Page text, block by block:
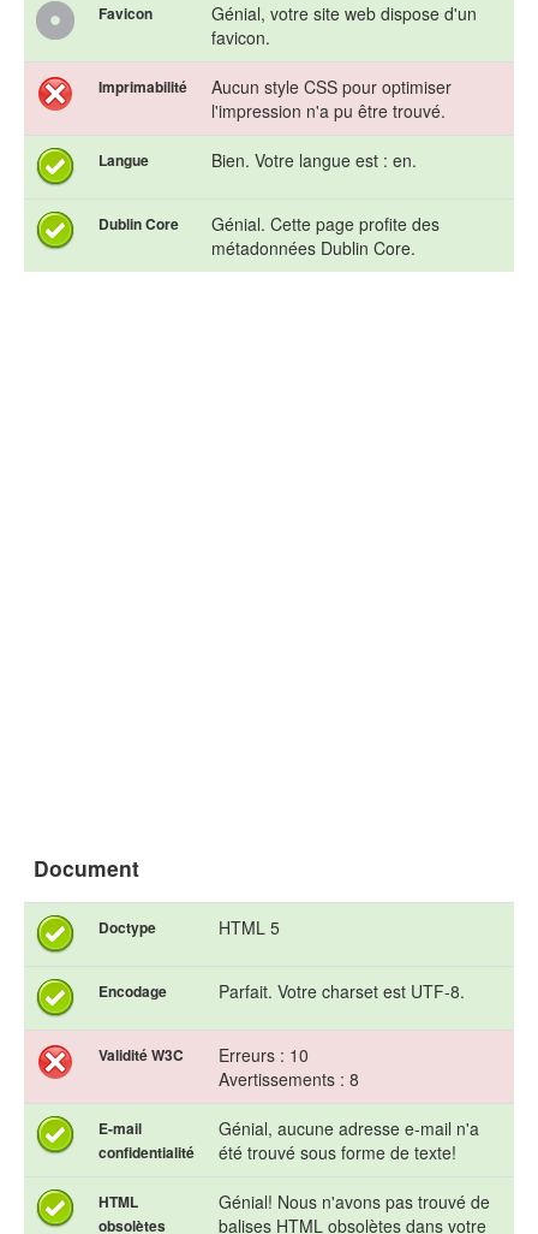
Favicon
Génial, votre site web dispose d'un
favicon.
Imprimabilité
Aucun style CSS pour optimiser
l'impression n'a pu être trouvé.
Langue Bien. Votre langue est : en.
Dublin Core
Génial. Cette page profite des
métadonnées Dublin Core.
Document
Doctype HTML 5
Encodage Parfait. Votre charset est UTF-8.
Validité W3C
Erreurs : 10
Avertissements : 8
E-mail
confidentialité
Génial, aucune adresse e-mail n'a
été trouvé sous forme de texte!
HTML
obsolètes
Génial! Nous n'avons pas trouvé de
balises HTML obsolètes dans votre